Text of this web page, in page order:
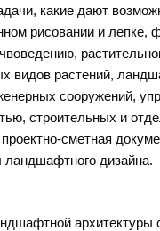
какие дают
рисовании и лепке,
видов растений,
сооружений,
строительных и
сметная
ландшафтного дизайна.